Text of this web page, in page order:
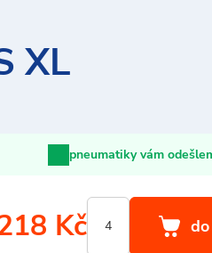
XL
pneumatiky vám
Kč